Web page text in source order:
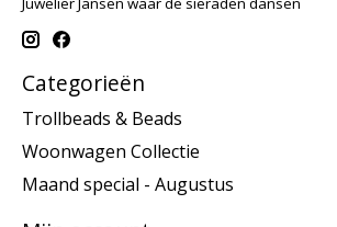
Categorieën
Trollbeads & Beads
Woonwagen Collectie
Maand special - Augustus